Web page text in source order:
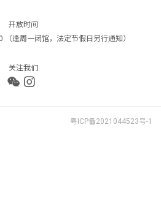
开放时间
逢周一闭馆，法定节假日另行通知）
关注我们
粤ICP备2021044523号-1